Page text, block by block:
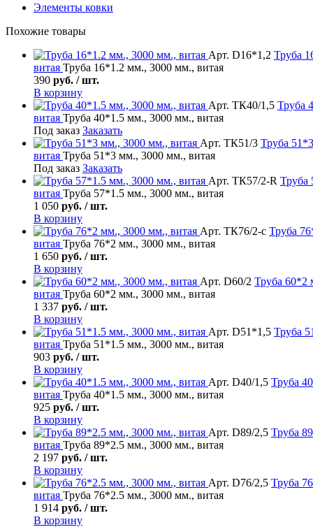
Элементы ковки
Похожие товары
Арт. D16*1,2 Труба
витая Труба 16*1.2 мм., 3000 мм., витая
390 руб. / шт.
В корзину
Арт. ТК40/1,5 Труба
витая Труба 40*1.5 мм., 3000 мм., витая
Под заказ Заказать
Арт. ТК51/3 Труба
витая Труба 51*3 мм., 3000 мм., витая
Под заказ Заказать
Арт. ТК57/2-R Труба
витая Труба 57*1.5 мм., 3000 мм., витая
1 050 руб. / шт.
В корзину
Арт. ТК76/2-с Труба
витая Труба 76*2 мм., 3000 мм., витая
1 650 руб. / шт.
В корзину
Арт. D60/2 Труба 60*2
витая Труба 60*2 мм., 3000 мм., витая
1 337 руб. / шт.
В корзину
Арт. D51*1,5 Труба
витая Труба 51*1.5 мм., 3000 мм., витая
903 руб. / шт.
В корзину
Арт. D40/1,5 Труба
витая Труба 40*1.5 мм., 3000 мм., витая
925 руб. / шт.
В корзину
Арт. D89/2,5 Труба
витая Труба 89*2.5 мм., 3000 мм., витая
2 197 руб. / шт.
В корзину
Арт. D76/2,5 Труба
витая Труба 76*2.5 мм., 3000 мм., витая
1 914 руб. / шт.
В корзину